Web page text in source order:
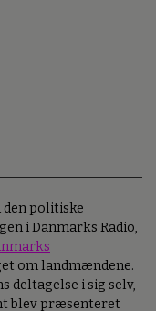
den politiske
i Danmarks Radio,
om landmændene.
deltagelse i sig selv,
blev præsenteret